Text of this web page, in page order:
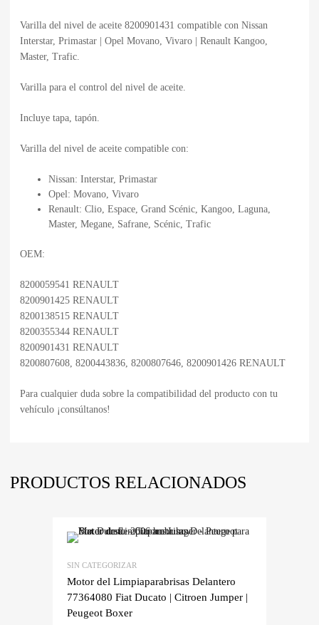
Varilla del nivel de aceite 8200901431 compatible con Nissan
Interstar, Primastar | Opel Movano, Vivaro | Renault Kangoo,
Master, Trafic.
Varilla para el control del nivel de aceite.
Incluye tapa, tapón.
Varilla del nivel de aceite compatible con:
Nissan: Interstar, Primastar
Opel: Movano, Vivaro
Renault: Clio, Espace, Grand Scénic, Kangoo, Laguna,
Master, Megane, Safrane, Scénic, Trafic
OEM:
8200059541 RENAULT
8200901425 RENAULT
8200138515 RENAULT
8200355344 RENAULT
8200901431 RENAULT
8200807608, 8200443836, 8200807646, 8200901426 RENAULT
Para cualquier duda sobre la compatibilidad del producto con tu
vehículo ¡consúltanos!
PRODUCTOS RELACIONADOS
SIN CATEGORIZAR
Motor del Limpiaparabrisas Delantero
77364080 Fiat Ducato | Citroen Jumper |
Peugeot Boxer